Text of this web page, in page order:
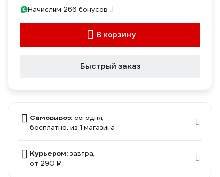
Начислим 266 бонусов
В корзину
Быстрый заказ
Самовывоз: сегодня,
бесплатно, из 1 магазина
Курьером: завтра,
от 290 ₽